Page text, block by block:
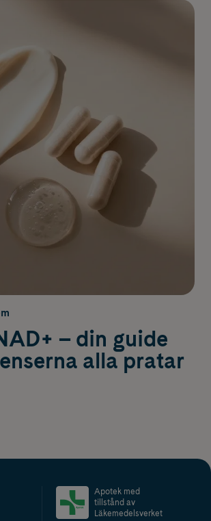
– din guide
alla pratar
Apotek med
tillstånd av
Läkemedelsverket